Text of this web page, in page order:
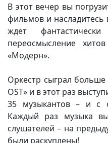
В этот вечер вы
фильмов и насладитесь
ждет
переосмысление
«Модерн».
Оркестр сыграл
OST» и в этот раз
35 музыкантов – и с
Каждый раз музыка
слушателей – на
были раскуплены!